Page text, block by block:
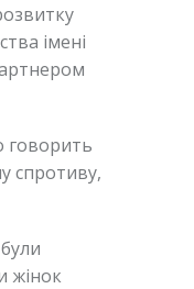
імені
говорить
спротиву,
жінок